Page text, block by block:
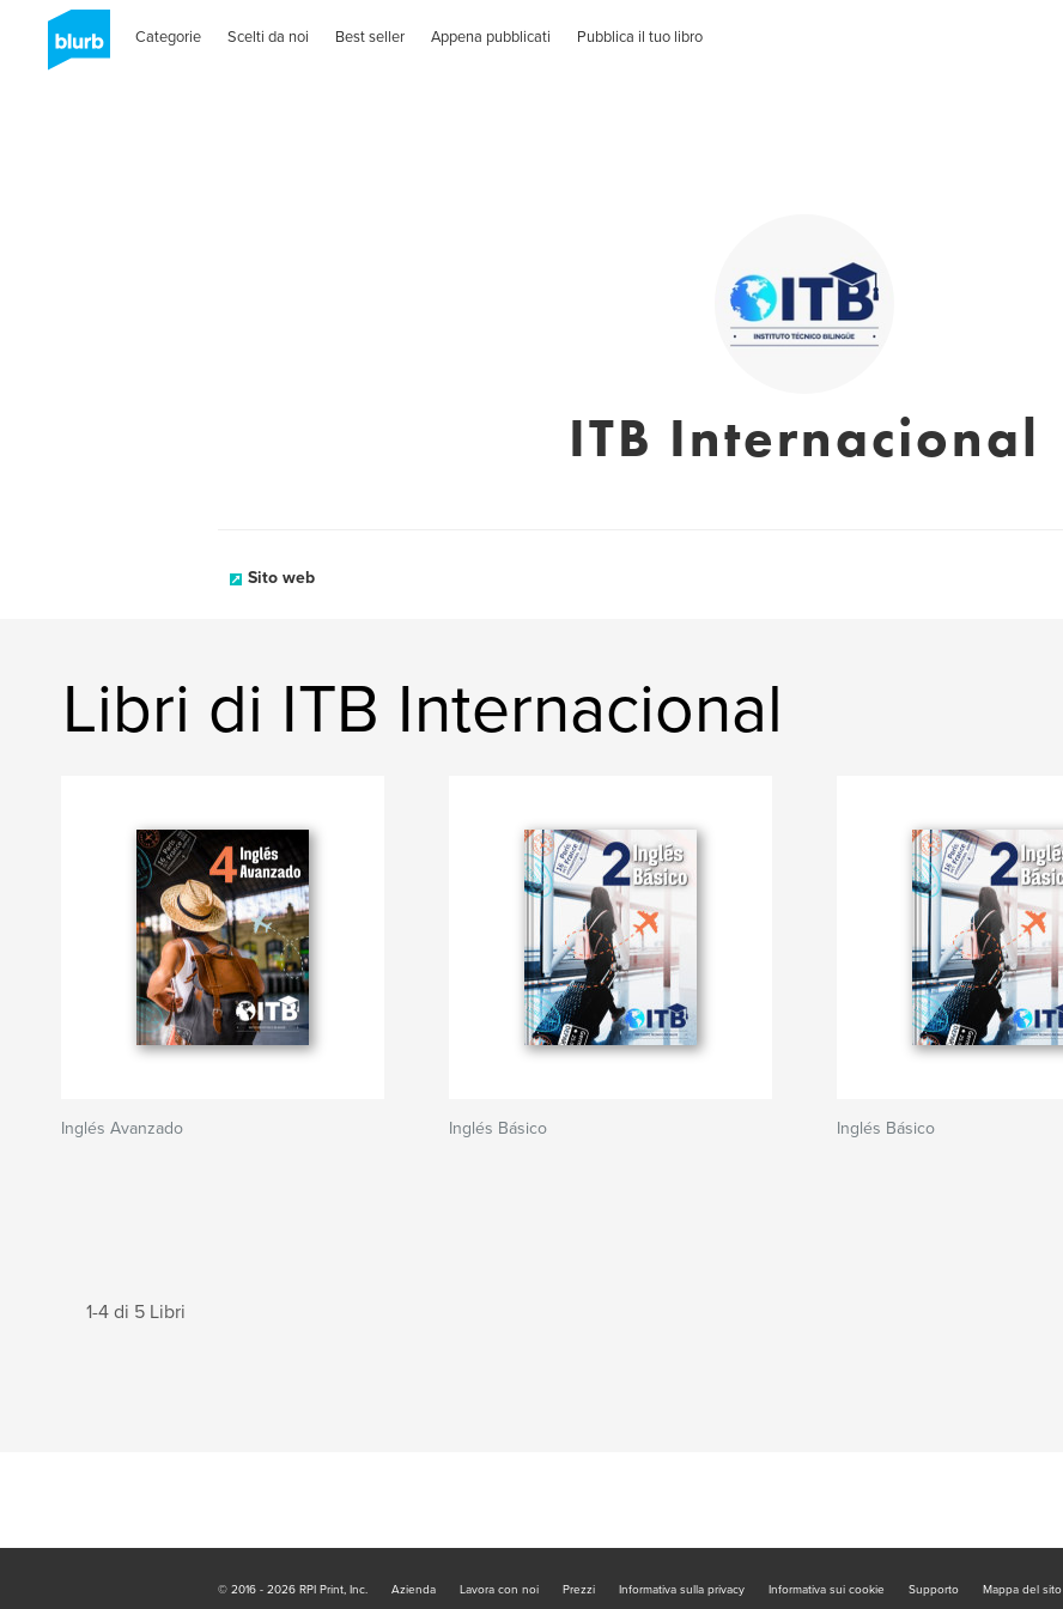
Categorie Scelti da noi Best seller Appena pubblicati Pubblica il tuo libro
ITB Internacional
Sito web
Libri di ITB Internacional
Inglés Avanzado Inglés Básico Inglés Básico
1-4 di 5 Libri
© 2016 - 2026 RPI Print, Inc. Azienda Lavora con noi Prezzi Informativa sulla privacy Informativa sui cookie Supporto Mappa del sito